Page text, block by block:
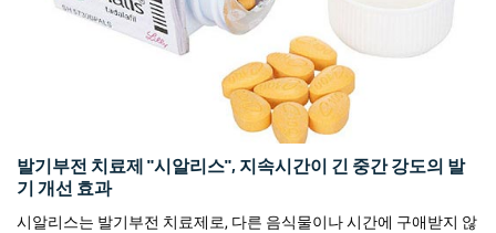
발기부전 치료제 "시알리스", 지속시간이 긴 중간 강도의 발
기 개선 효과
시알리스는 발기부전 치료제로, 다른 음식물이나 시간에 구애받지 않